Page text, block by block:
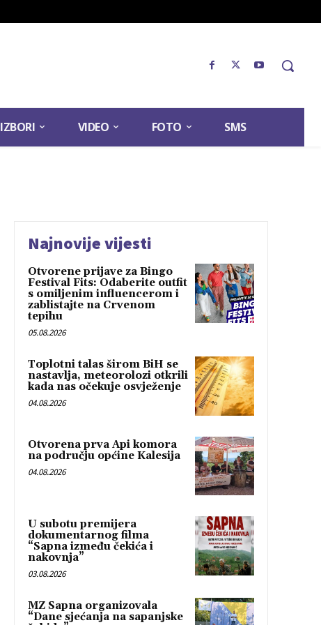
IZBORI VIDEO FOTO SMS
Najnovije vijesti
Otvorene prijave za Bingo
Festival Fits: Odaberite outfit
s omiljenim influencerom i
zablistajte na Crvenom
tepihu
05.08.2026
Toplotni talas širom BiH se
nastavlja, meteorolozi otkrili
kada nas očekuje osvježenje
04.08.2026
Otvorena prva Api komora
na području općine Kalesija
04.08.2026
U subotu premijera
dokumentarnog filma
“Sapna između čekića i
nakovnja”
03.08.2026
MZ Sapna organizovala
“Dane sjećanja na sapanjske